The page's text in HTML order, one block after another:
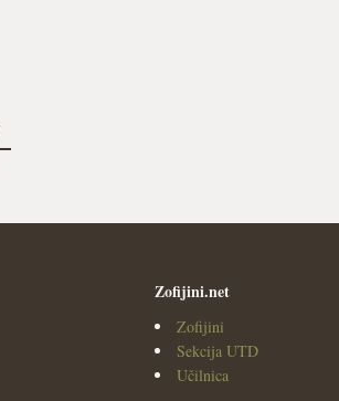
Zofijini.net
Zofijini
Sekcija UTD
Učilnica